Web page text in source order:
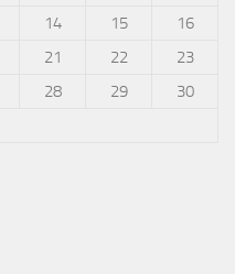
14 15
16
21 22
23
28 29
30